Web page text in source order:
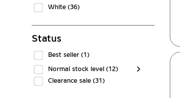
White (36)
Status
Best seller (1)
Normal stock level (12)
Clearance sale (31)